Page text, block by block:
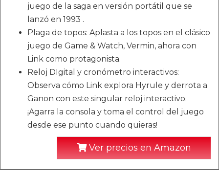
juego de la saga en versión portátil que se
lanzó en 1993 .
Plaga de topos: Aplasta a los topos en el clásico
juego de Game & Watch, Vermin, ahora con
Link como protagonista.
Reloj DIgital y cronómetro interactivos:
Observa cómo Link explora Hyrule y derrota a
Ganon con este singular reloj interactivo.
¡Agarra la consola y toma el control del juego
desde ese punto cuando quieras!
Ver precios en Amazon